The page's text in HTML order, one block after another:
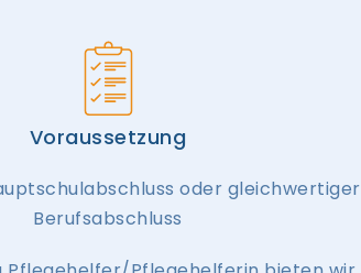
Voraussetzung
oder gleichwertiger
Berufsabschluss